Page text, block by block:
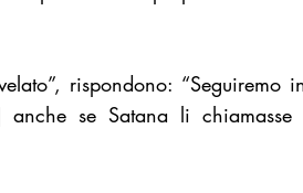
rispondono: “Seguiremo
anche se Satana li